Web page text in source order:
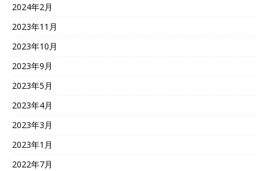
2024年2月
2023年11月
2023年10月
2023年9月
2023年5月
2023年4月
2023年3月
2023年1月
2022年7月